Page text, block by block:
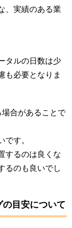
、実績のある業
タルの日数は少
も必要となりま
合があることで
です。
するのは良くな
るのも良いでし
目安について